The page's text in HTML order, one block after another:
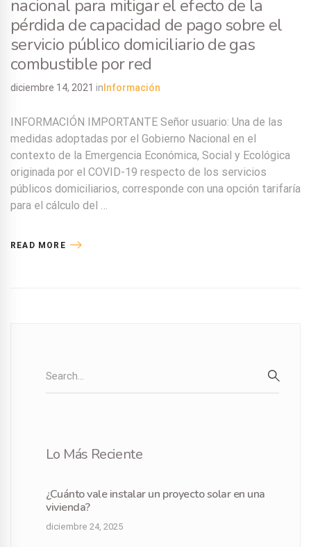
nacional para mitigar el efecto de la
pérdida de capacidad de pago sobre el
servicio público domiciliario de gas
combustible por red
diciembre 14, 2021 in Información
INFORMACIÓN IMPORTANTE Señor usuario: Una de las
medidas adoptadas por el Gobierno Nacional en el
contexto de la Emergencia Económica, Social y Ecológica
originada por el COVID-19 respecto de los servicios
públicos domiciliarios, corresponde con una opción tarifaría
para el cálculo del …
READ MORE
for:
Lo Más Reciente
¿Cuánto vale instalar un proyecto solar en una
vivienda?
diciembre 24, 2025